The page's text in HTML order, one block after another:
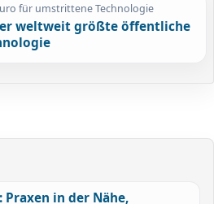
für umstrittene Technologie
weltweit größte öffentliche
in der Nähe,